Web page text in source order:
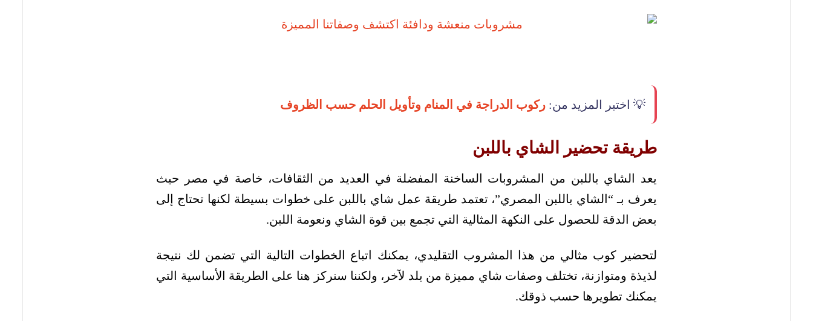
💡 اختبر المزيد من:ركوب الدراجة في المنام وتأويل الحلم حسب الظروف
طريقة تحضير الشاي باللبن
يعد الشاي باللبن من المشروبات الساخنة المفضلة في العديد من الثقافات، خاصة في مصر حيث
يعرف بـ “الشاي باللبن المصري”، تعتمد طريقة عمل شاي باللبن على خطوات بسيطة لكنها تحتاج إلى
بعض الدقة للحصول على النكهة المثالية التي تجمع بين قوة الشاي ونعومة اللبن.
لتحضير كوب مثالي من هذا المشروب التقليدي، يمكنك اتباع الخطوات التالية التي تضمن لك نتيجة
لذيذة ومتوازنة، تختلف وصفات شاي مميزة من بلد لآخر، ولكننا سنركز هنا على الطريقة الأساسية التي
يمكنك تطويرها حسب ذوقك.